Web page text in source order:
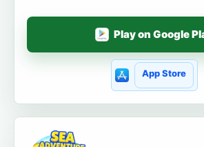
Play on Google
App Store